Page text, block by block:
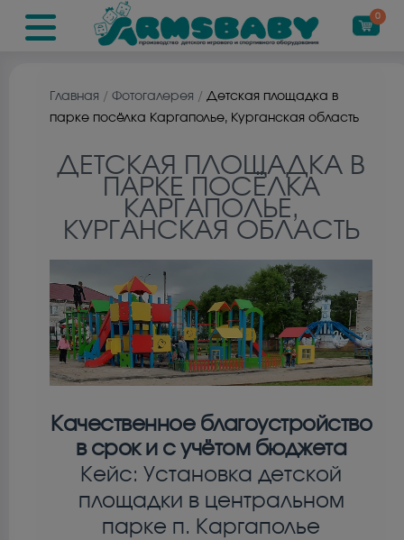
0
Главная / Фотогалерея / Детская площадка в
парке посёлка Каргаполье, Курганская область
ДЕТСКАЯ ПЛОЩАДКА В
ПАРКЕ ПОСЁЛКА
КАРГАПОЛЬЕ,
КУРГАНСКАЯ ОБЛАСТЬ
Качественное благоустройство
в срок и с учётом бюджета
Кейс: Установка детской
площадки в центральном
парке п. Каргаполье